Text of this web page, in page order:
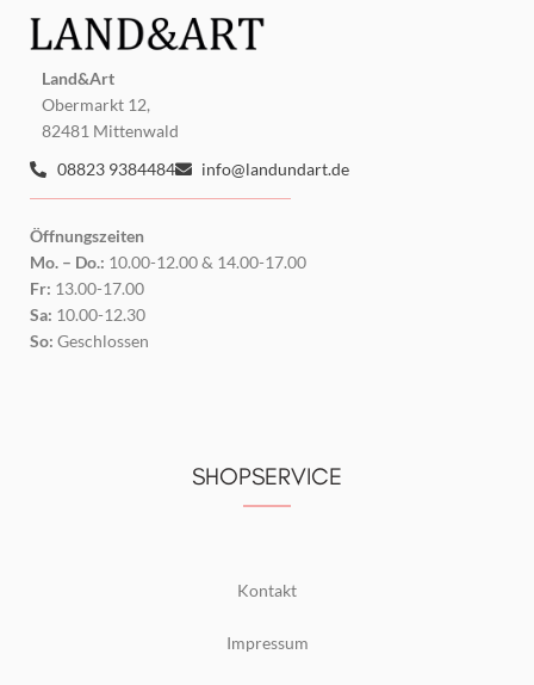
Land&Art
Obermarkt 12,
82481 Mittenwald
08823 9384484
info@landundart.de
Öffnungszeiten
Mo. – Do.: 10.00-12.00 & 14.00-17.00
Fr: 13.00-17.00
Sa: 10.00-12.30
So: Geschlossen
SHOPSERVICE
Kontakt
Impressum